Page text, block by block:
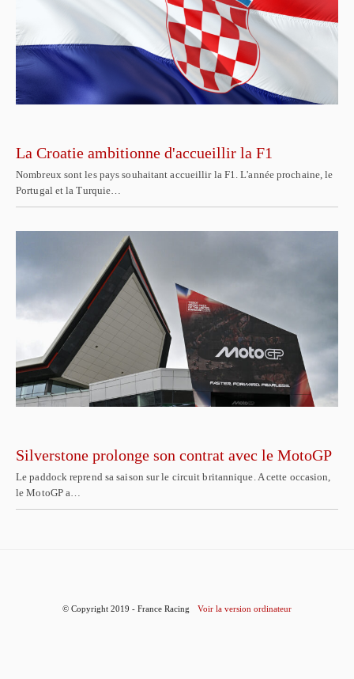
La Croatie ambitionne d'accueillir la F1
Nombreux sont les pays souhaitant accueillir la F1. L'année prochaine, le
Portugal et la Turquie…
Silverstone prolonge son contrat avec le MotoGP
Le paddock reprend sa saison sur le circuit britannique. A cette occasion,
le MotoGP a…
© Copyright 2019 - France Racing Voir la version ordinateur